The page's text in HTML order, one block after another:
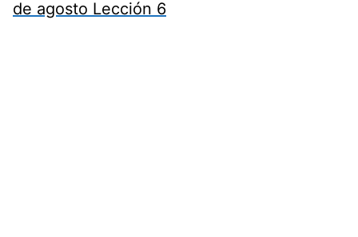
de agosto Lección 6